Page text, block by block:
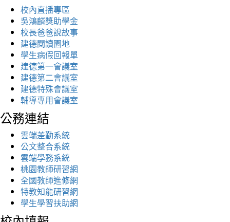
校內直播專區
吳鴻麟獎助學金
校長爸爸說故事
建德閱讀園地
學生病假回報單
建德第一會議室
建德第二會議室
建德特殊會議室
輔導專用會議室
公務連結
雲端差勤系統
公文整合系統
雲端學務系統
桃園教師研習網
全國教師進修網
特教知能研習網
學生學習扶助網